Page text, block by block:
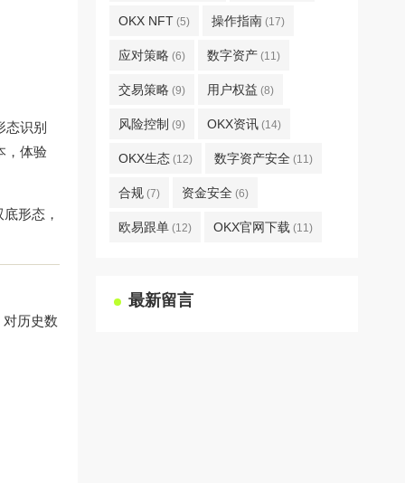
识别
，体验
形态，
对历史数
OKX NFT (5) 操作指南 (17)
应对策略 (6) 数字资产 (11)
交易策略 (9) 用户权益 (8)
风险控制 (9) OKX资讯 (14)
OKX生态 (12) 数字资产安全 (11)
合规 (7) 资金安全 (6)
欧易跟单 (12) OKX官网下载 (11)
最新留言